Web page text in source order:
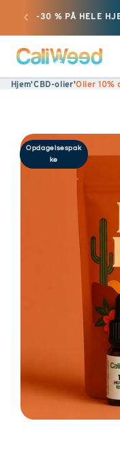
Ignorer
og gå
videre
til
indholdet
-30 % PÅ HELE
Hjem'CBD-olier'Olier 10%
Gå til
Opdagelsespak
ke